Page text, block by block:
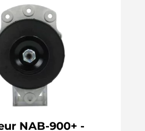
NAB-900+ -